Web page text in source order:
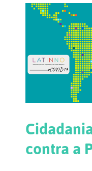
contra a